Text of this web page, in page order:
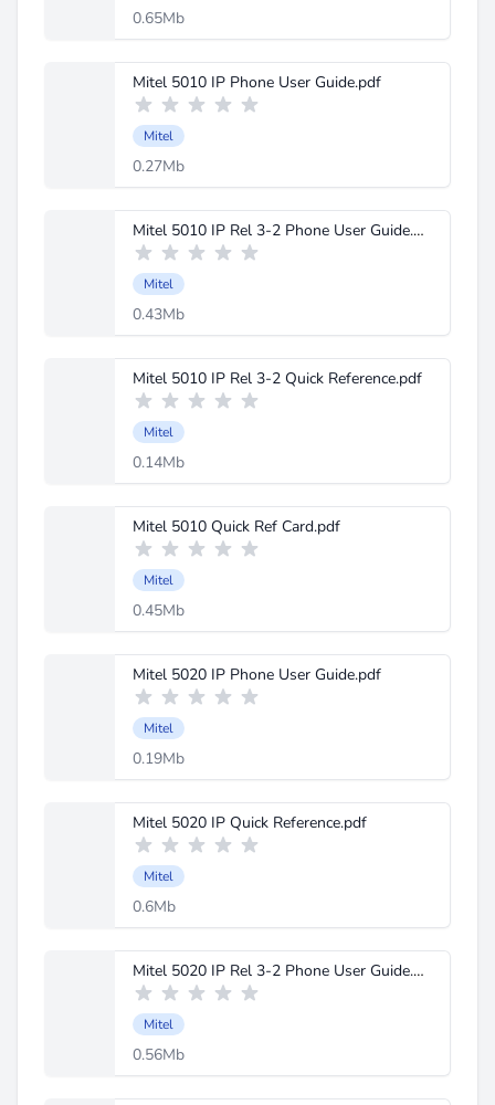
0.65Mb
Mitel 5010 IP Phone User Guide.pdf
Mitel
0.27Mb
Mitel 5010 IP Rel 3-2 Phone User Guide.pdf
Mitel
0.43Mb
Mitel 5010 IP Rel 3-2 Quick Reference.pdf
Mitel
0.14Mb
Mitel 5010 Quick Ref Card.pdf
Mitel
0.45Mb
Mitel 5020 IP Phone User Guide.pdf
Mitel
0.19Mb
Mitel 5020 IP Quick Reference.pdf
Mitel
0.6Mb
Mitel 5020 IP Rel 3-2 Phone User Guide.pdf
Mitel
0.56Mb